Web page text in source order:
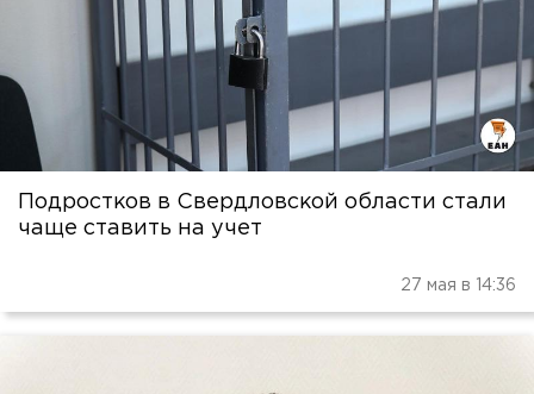
Подростков в Свердловской области стали
чаще ставить на учет
27 мая в 14:36